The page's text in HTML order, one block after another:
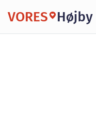
VORES Højby